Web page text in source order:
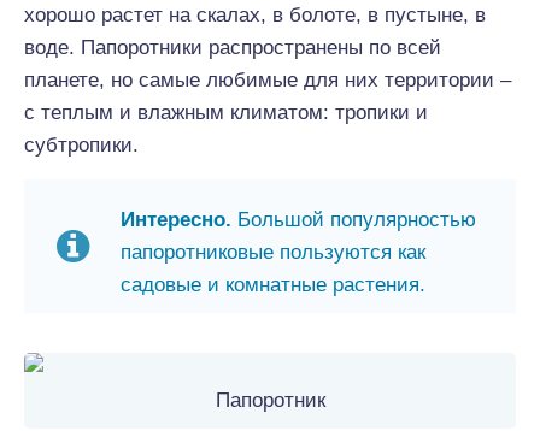
хорошо растет на скалах, в болоте, в пустыне, в
воде. Папоротники распространены по всей
планете, но самые любимые для них территории –
с теплым и влажным климатом: тропики и
субтропики.
Интересно. Большой популярностью
папоротниковые пользуются как
садовые и комнатные растения.
Папоротник